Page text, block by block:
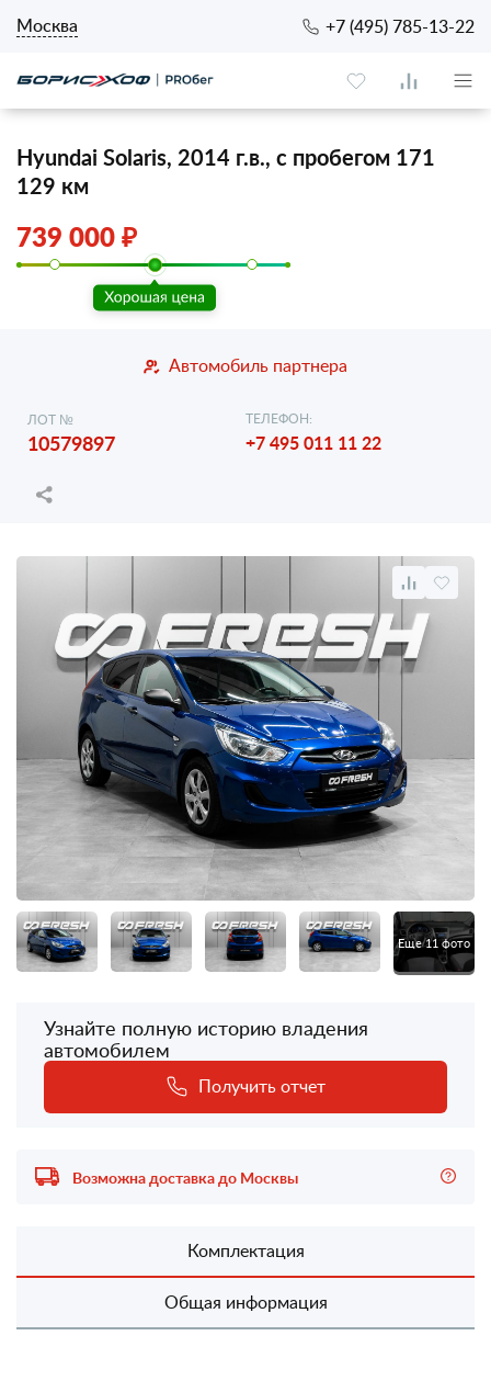
Москва +7 (495) 785-13-22
Hyundai Solaris, 2014 г.в., с пробегом 171
129 км
739 000 ₽
Автомобиль партнера
ЛОТ №
10579897
ТЕЛЕФОН:
+7 495 011 11 22
Еще 11 фото
Узнайте полную историю владения
автомобилем
Получить отчет
Возможна доставка до Москвы
Комплектация
Общая информация